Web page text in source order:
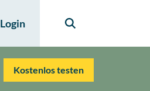
Login
Kostenlos testen